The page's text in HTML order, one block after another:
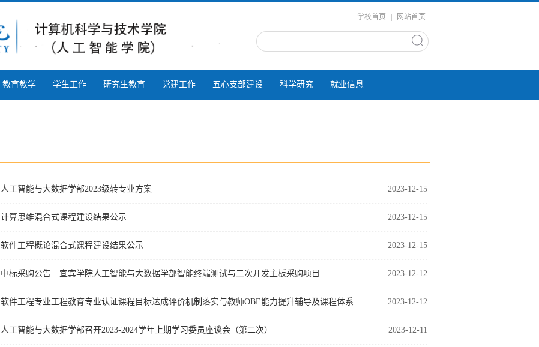
学校首页 网站首页
教育教学 学生工作 研究生教育 党建工作 五心支部建设 科学研究 就业信息
2023-12-15
人工智能与大数据学部2023级转专业方案
2023-12-15
计算思维混合式课程建设结果公示
2023-12-15
软件工程概论混合式课程建设结果公示
2023-12-12
中标采购公告—宜宾学院人工智能与大数据学部智能终端测试与二次开发主板采购项目
2023-12-12
软件工程专业工程教育专业认证课程目标达成评价机制落实与教师OBE能力提升辅导及课程体系合理性调查服务…
2023-12-11
人工智能与大数据学部召开2023-2024学年上期学习委员座谈会（第二次）